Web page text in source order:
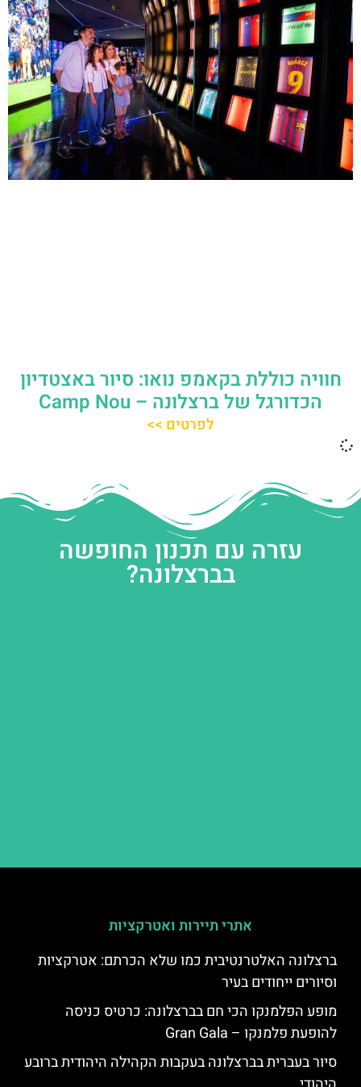
חוויה כוללת בקאמפ נואו: סיור באצטדיון
הכדורגל של ברצלונה – Camp Nou
לפרטים >>
עזרה עם תכנון החופשה
בברצלונה?
אתרי תיירות ואטרקציות
ברצלונה האלטרנטיבית כמו שלא הכרתם: אטרקציות
וסיורים ייחודים בעיר
מופע הפלמנקו הכי חם בברצלונה: כרטיס כניסה
להופעת פלמנקו – Gran Gala
סיור בעברית בברצלונה בעקבות הקהילה היהודית ברובע